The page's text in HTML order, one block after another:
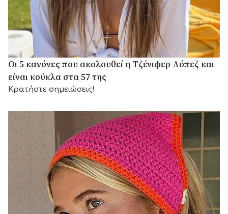
Οι 5 κανόνες που ακολουθεί η Τζένιφερ Λόπεζ και
είναι κούκλα στα 57 της
Κρατήστε σημειώσεις!